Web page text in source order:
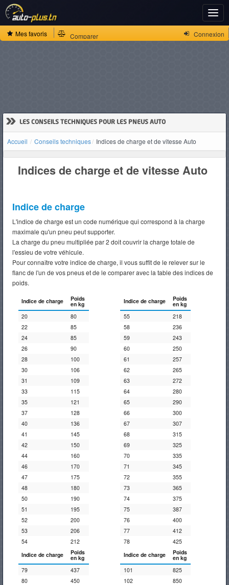
Connexion
Mes favoris Comparer
» LES CONSEILS TECHNIQUES POUR LES PNEUS AUTO
Accueil Conseils techniques Indices de charge et de vitesse Auto
Indices de charge et de vitesse Auto
Indice de charge
L'indice de charge est un code numérique qui correspond à la charge
maximale qu'un pneu peut supporter.
La charge du pneu multipliée par 2 doit couvrir la charge totale de
l'essieu de votre véhicule.
Pour connaître votre indice de charge, il vous suffit de le relever sur le
flanc de l'un de vos pneus et de le comparer avec la table des indices de
poids.
Indice de charge Poids
en kg
20
80
22
85
24
85
26
90
28
100
30
106
31
109
33
115
35
121
37
128
40
136
41
145
42
150
44
160
46
170
47
175
48
180
50
190
51
195
52
200
53
206
54
212
Indice de charge Poids
en kg
55
218
58
236
59
243
60
250
61
257
62
265
63
272
64
280
65
290
66
300
67
307
68
315
69
325
70
335
71
345
72
355
73
365
74
375
75
387
76
400
77
412
78
425
Indice de charge
Poids
en kg
79
437
80
450
Indice de charge Poids
en kg
101
825
102
850
Accueil
Actualités
Actu
Tunisie
Internationale
Événements
Test
Concepts
Voitures
neuves
Voitures
d'occasion
Pneus
location